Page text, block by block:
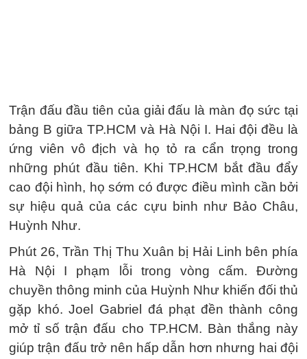
Trận đấu đầu tiên của giải đấu là màn đọ sức tại
bảng B giữa TP.HCM và Hà Nội I. Hai đội đều là
ứng viên vô địch và họ tỏ ra cẩn trọng trong
những phút đầu tiên. Khi TP.HCM bắt đầu đẩy
cao đội hình, họ sớm có được điều mình cần bởi
sự hiệu quả của các cựu binh như Bảo Châu,
Huỳnh Như.
Phút 26, Trần Thị Thu Xuân bị Hải Linh bên phía
Hà Nội I phạm lỗi trong vòng cấm. Đường
chuyền thông minh của Huỳnh Như khiến đối thủ
gặp khó. Joel Gabriel đá phạt đền thành công
mở tỉ số trận đấu cho TP.HCM. Bàn thắng này
giúp trận đấu trở nên hấp dẫn hơn nhưng hai đội